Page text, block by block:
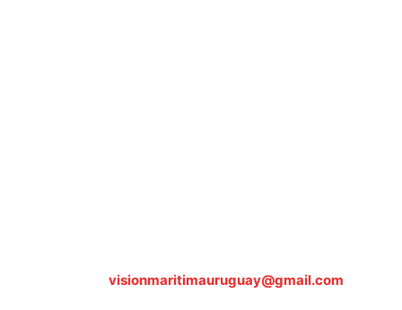
visionmaritimauruguay@gmail.com